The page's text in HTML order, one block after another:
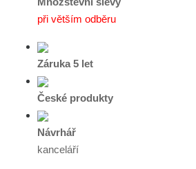
při větším odběru
Záruka 5 let
České produkty
Návrhář
kanceláří